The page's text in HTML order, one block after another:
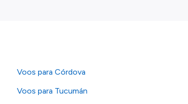
Voos para Córdova
Voos para Tucumán